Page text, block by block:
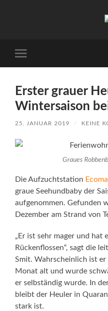
Menü
Erster grauer
Wintersaison
25. JANUAR 2019 / KEINE
Graues
Die Aufzuchtstation
graue Seehundbaby der
aufgenommen. Gefunden
Dezember am Strand von
„Er ist sehr mager und hat
Rückenflossen“, sagt die
Smit. Wahrscheinlich ist
Monat alt und wurde
er selbständig wurde. In
bleibt der Heuler in
stark ist.